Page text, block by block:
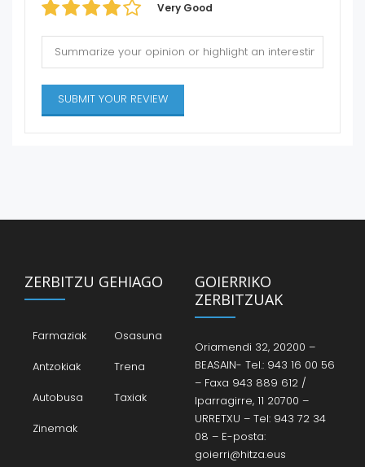
Very Good
ZERBITZU GEHIAGO
Farmaziak
Osasuna
Antzokiak
Trena
Autobusa
Taxiak
Zinemak
GOIERRIKO
ZERBITZUAK
Oriamendi 32, 20200 –
BEASAIN- Tel.: 943 16 00 56
– Faxa 943 889 612 /
Iparragirre, 11 20700 –
URRETXU – Tel: 943 72 34
08 – E-posta:
goierri@hitza.eus